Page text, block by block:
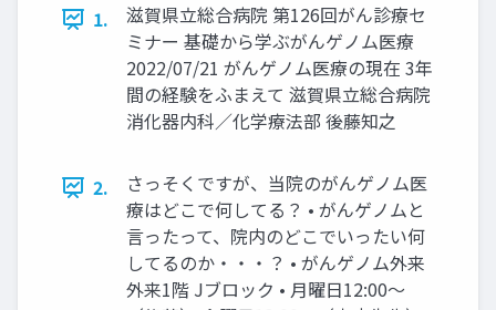
1.
滋賀県立総合病院 第126回がん診療セ
ミナー 基礎から学ぶがんゲノム医療
2022/07/21 がんゲノム医療の現在 3年
間の経験をふまえて 滋賀県立総合病院
消化器内科／化学療法部 後藤知之
2.
さっそくですが、当院のがんゲノム医
療はどこで何してる？ • がんゲノムと
言ったって、院内のどこでいったい何
してるのか・・・？ • がんゲノム外来
外来1階 Jブロック • 月曜日12:00〜